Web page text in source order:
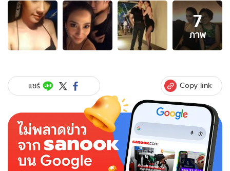
อัลบั้ม
ภาพ
7
ภาพ
ของ
แบบ
อั้ม
ภา
กับ
7
ภาพ
แชร์ Copy link